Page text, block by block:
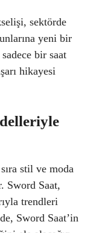
sektörde
yeni bir
bir saat
hikayesi
stil ve moda
Sword Saat,
trendleri
Sword Saat’in